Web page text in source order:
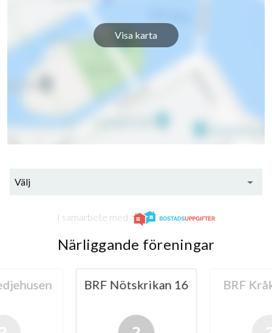
Visa karta
Välj
I samarbete med
Närliggande föreningar
BRF Nötskrikan 16 BRF